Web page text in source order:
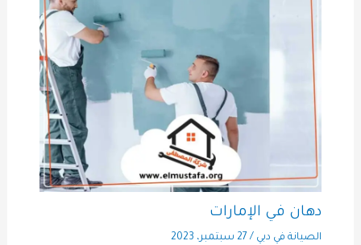
دهان في الإمارات
الصيانة في دبي / 27 سبتمبر، 2023